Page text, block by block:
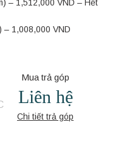
– 1,512,000 VND – Hết
– 1,008,000 VND
Mua trả góp
Liên hệ
Chi tiết trả góp
NHTC1177-2A-WS quantity